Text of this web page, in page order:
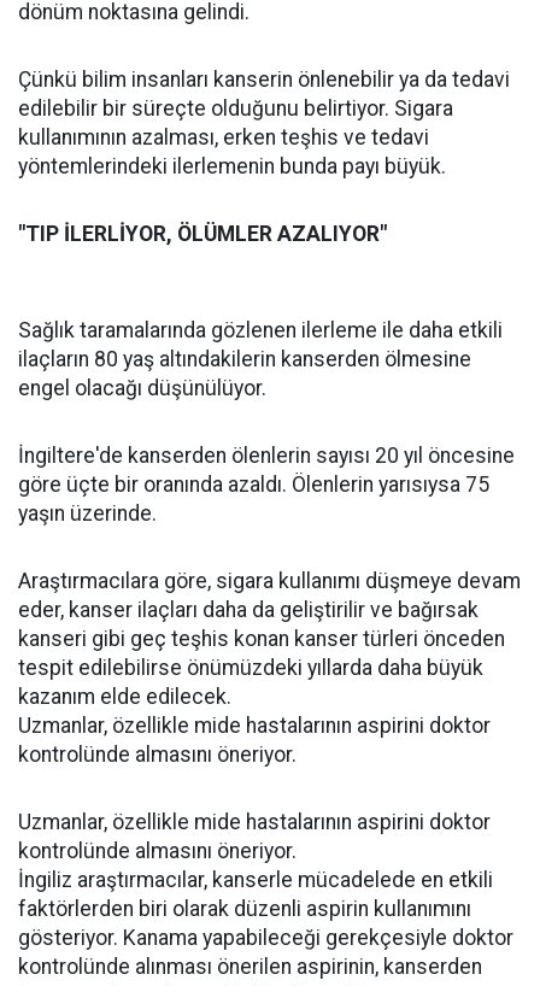
dönüm noktasına gelindi.
Çünkü bilim insanları kanserin önlenebilir ya da tedavi
edilebilir bir süreçte olduğunu belirtiyor. Sigara
kullanımının azalması, erken teşhis ve tedavi
yöntemlerindeki ilerlemenin bunda payı büyük.
"TIP İLERLİYOR, ÖLÜMLER AZALIYOR"
Sağlık taramalarında gözlenen ilerleme ile daha etkili
ilaçların 80 yaş altındakilerin kanserden ölmesine
engel olacağı düşünülüyor.
İngiltere'de kanserden ölenlerin sayısı 20 yıl öncesine
göre üçte bir oranında azaldı. Ölenlerin yarısıysa 75
yaşın üzerinde.
Araştırmacılara göre, sigara kullanımı düşmeye devam
eder, kanser ilaçları daha da geliştirilir ve bağırsak
kanseri gibi geç teşhis konan kanser türleri önceden
tespit edilebilirse önümüzdeki yıllarda daha büyük
kazanım elde edilecek.
Uzmanlar, özellikle mide hastalarının aspirini doktor
kontrolünde almasını öneriyor.
Uzmanlar, özellikle mide hastalarının aspirini doktor
kontrolünde almasını öneriyor.
İngiliz araştırmacılar, kanserle mücadelede en etkili
faktörlerden biri olarak düzenli aspirin kullanımını
gösteriyor. Kanama yapabileceği gerekçesiyle doktor
kontrolünde alınması önerilen aspirinin, kanserden